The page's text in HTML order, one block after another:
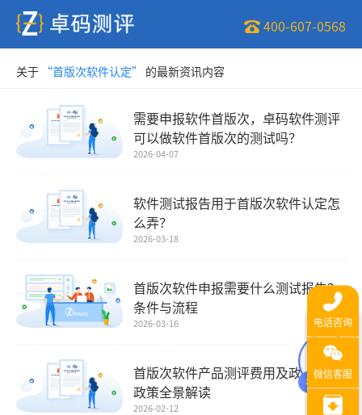
400-607-0568
关于 “首版次软件认定” 的最新资讯内容
需要申报软件首版次，卓码软件测评
可以做软件首版次的测试吗？
2026-04-07
软件测试报告用于首版次软件认定怎
么弄？
2026-03-18
首版次软件申报需要什么测试报告？
条件与流程
2026-03-16
首版次软件产品测评费用及政府补贴
政策全景解读
2026-02-12